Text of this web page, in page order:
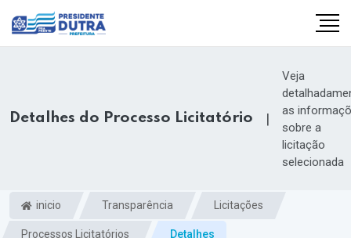
Detalhes do Processo Licitatório |
Veja
as
sobre a
licitação
selecionada
inicio Transparência Licitações
Processos Licitatórios Detalhes